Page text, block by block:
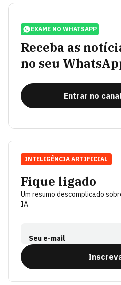
EXAME NO WHATSAPP
Receba as
no seu
Entrar no
Fique ligado
Um resumo descomplicado
IA
Seu e-mail
INTELIGÊNCIA ARTIFICIAL